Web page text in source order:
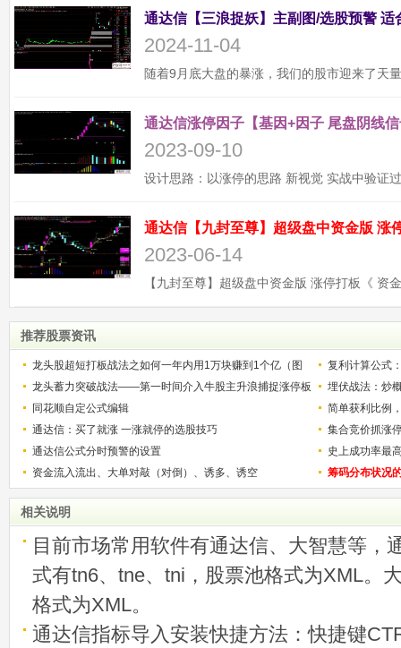
2024-11-04
通达信涨停因子【基因+因子 尾盘阴线
2023-09-10
2023-06-14
推荐股票资讯
龙头股超短打板战法之如何一年内用1万块赚到1个亿（图
解）
复利计算公式
少？
龙头蓄力突破战法——第一时间介入牛股主升浪捕捉涨停板
的技巧（图解）
埋伏战法：炒
同花顺自定公式编辑
简单获利比例
用
通达信：买了就涨 一涨就停的选股技巧
集合竞价抓涨
通达信公式分时预警的设置
史上成功率最
称选股法宝！
资金流入流出、大单对敲（对倒）、诱多、诱空 筹码分布状况
相关说明
目前市场常用软件有通达信、大智慧等，
式有tn6、tne、tni，股票池格式为XML。
格式为XML。
通达信指标导入安装快捷方法：快捷键